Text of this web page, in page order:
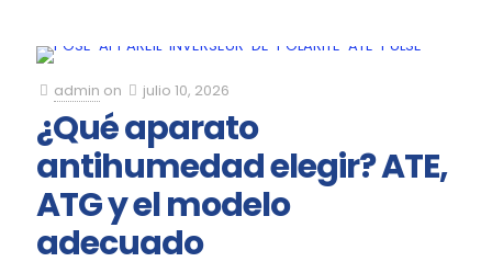
admin on julio 10, 2026
¿Qué aparato
antihumedad elegir? ATE,
ATG y el modelo
adecuado